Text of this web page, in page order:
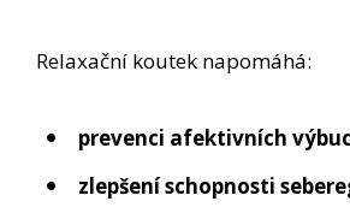
Relaxační koutek napomáhá:
prevenci afektivních
zlepšení schopnosti